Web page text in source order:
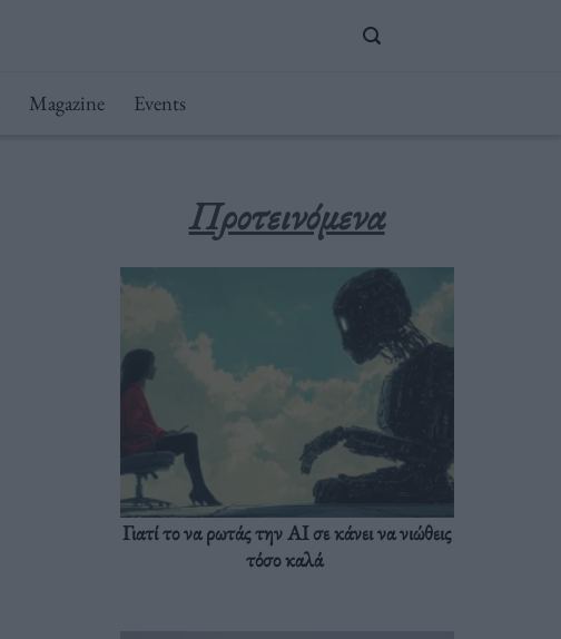
Magazine Events
Προτεινόμενα
Γιατί το να ρωτάς την AI σε κάνει να νιώθεις
τόσο καλά